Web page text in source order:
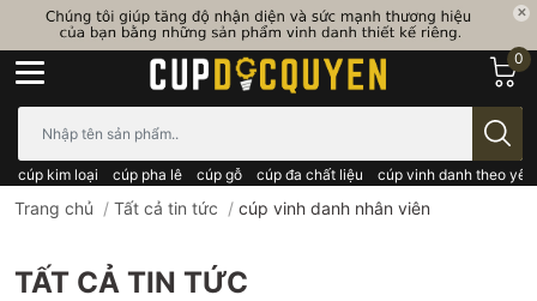
cúp kim loại cúp pha lê cúp gỗ cúp đa chất liệu cúp vinh danh theo
0
Trang chủ / Tất cả tin tức / cúp vinh danh nhân viên
TẤT CẢ TIN TỨC